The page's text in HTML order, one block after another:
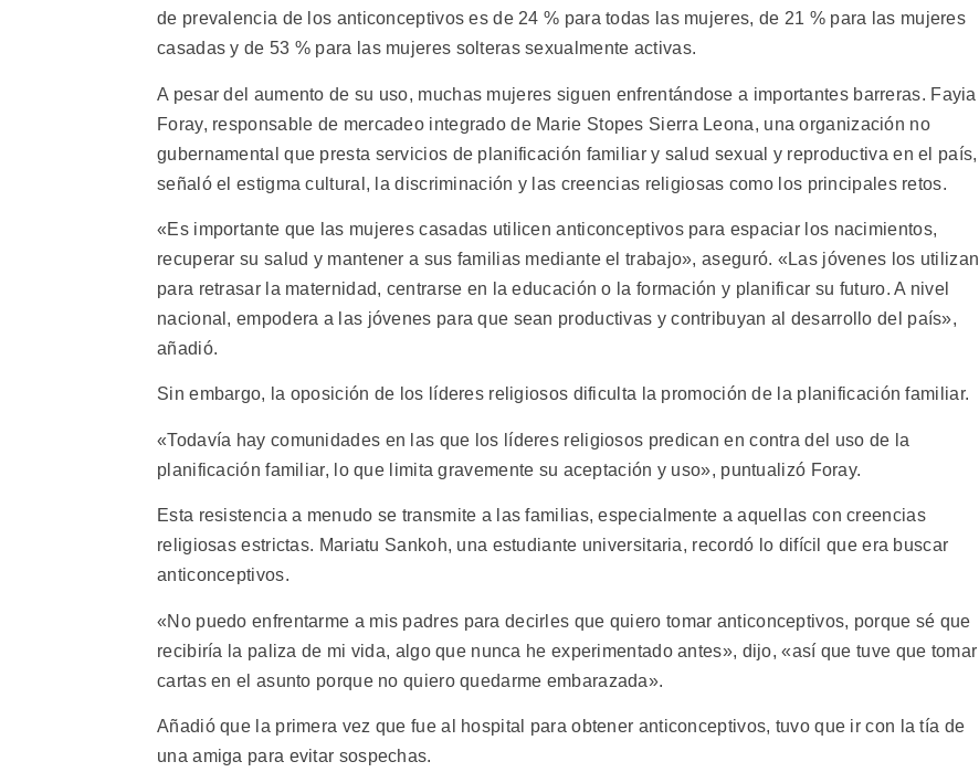
de prevalencia de los anticonceptivos es de 24 % para todas las mujeres, de 21 % para las mujeres
casadas y de 53 % para las mujeres solteras sexualmente activas.
A pesar del aumento de su uso, muchas mujeres siguen enfrentándose a importantes barreras. Fayia
Foray, responsable de mercadeo integrado de Marie Stopes Sierra Leona, una organización no
gubernamental que presta servicios de planificación familiar y salud sexual y reproductiva en el país,
señaló el estigma cultural, la discriminación y las creencias religiosas como los principales retos.
«Es importante que las mujeres casadas utilicen anticonceptivos para espaciar los nacimientos,
recuperar su salud y mantener a sus familias mediante el trabajo», aseguró. «Las jóvenes los utilizan
para retrasar la maternidad, centrarse en la educación o la formación y planificar su futuro. A nivel
nacional, empodera a las jóvenes para que sean productivas y contribuyan al desarrollo del país»,
añadió.
Sin embargo, la oposición de los líderes religiosos dificulta la promoción de la planificación familiar.
«Todavía hay comunidades en las que los líderes religiosos predican en contra del uso de la
planificación familiar, lo que limita gravemente su aceptación y uso», puntualizó Foray.
Esta resistencia a menudo se transmite a las familias, especialmente a aquellas con creencias
religiosas estrictas. Mariatu Sankoh, una estudiante universitaria, recordó lo difícil que era buscar
anticonceptivos.
«No puedo enfrentarme a mis padres para decirles que quiero tomar anticonceptivos, porque sé que
recibiría la paliza de mi vida, algo que nunca he experimentado antes», dijo, «así que tuve que tomar
cartas en el asunto porque no quiero quedarme embarazada».
Añadió que la primera vez que fue al hospital para obtener anticonceptivos, tuvo que ir con la tía de
una amiga para evitar sospechas.